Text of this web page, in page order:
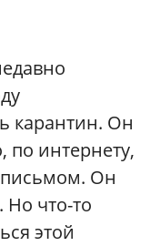
карантин. Он
по интернету,
Он
Но что-то
этой